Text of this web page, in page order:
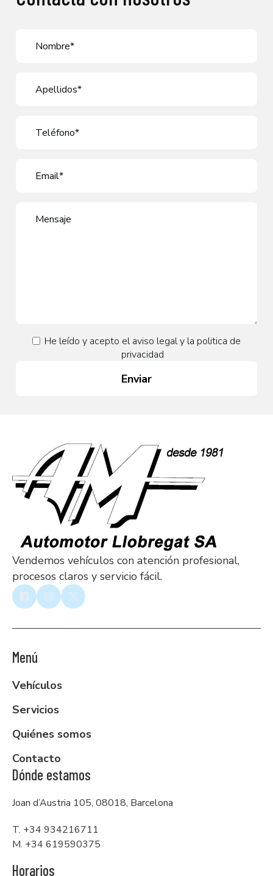
He leído y acepto elaviso legaly la politica de
privacidad
Enviar
Vendemos vehículos con atención profesional,
procesos claros y servicio fácil.
Menú
Vehículos
Servicios
Quiénes somos
Contacto
Dónde estamos
Joan d’Austria 105, 08018, Barcelona
T. +34 934216711
M. +34 619590375
Horarios